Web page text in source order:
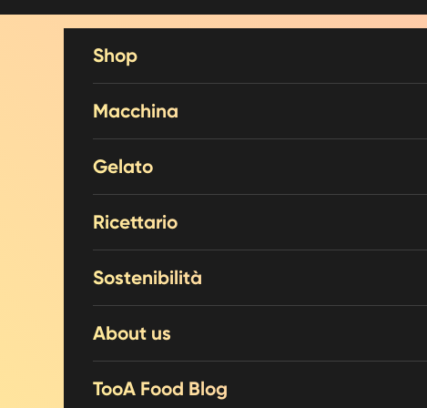
Vai al contenuto
Shop
Macchina
Gelato
Ricettario
Sostenibilità
About us
TooA Food Blog